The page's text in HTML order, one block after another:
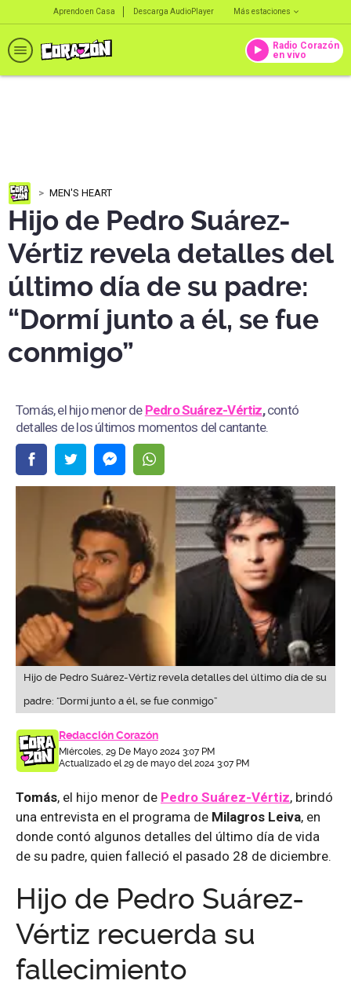
Aprendo en Casa Descarga AudioPlayer Más estaciones
Radio Corazón
en vivo
MEN'S HEART
Hijo de Pedro Suárez-
Vértiz revela detalles del
último día de su padre:
“Dormí junto a él, se fue
conmigo”
Tomás, el hijo menor de Pedro Suárez-Vértiz,contó
detalles de los últimos momentos del cantante.
Hijo de Pedro Suárez-Vértiz revela detalles del último día de su
padre: “Dormí junto a él, se fue conmigo”
Redacción Corazón
Miércoles, 29 De Mayo 2024 3:07 PM
Actualizado el 29 de mayo del 2024 3:07 PM
Tomás, el hijo menor de Pedro Suárez-Vértiz, brindó
una entrevista en el programa de Milagros Leiva, en
donde contó algunos detalles del último día de vida
de su padre, quien falleció el pasado 28 de diciembre.
Hijo de Pedro Suárez-
Vértiz recuerda su
fallecimiento